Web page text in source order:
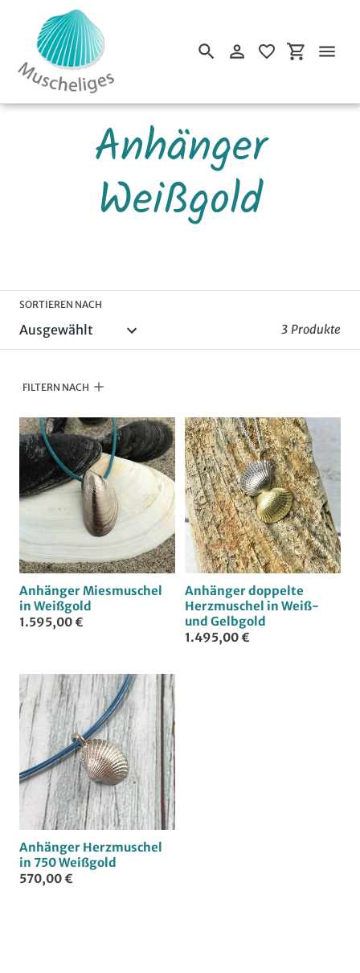
Direkt
SuchenEinloggen
S
a
m
l
u
n
g
:
Anhänger
Weißgold
SORTIEREN NACH
3 Produkte
FILTERN NACH
Anhänger Miesmuschel
in Weißgold
1.595,00 €
Anhänger doppelte
Herzmuschel in Weiß-
und Gelbgold
1.495,00 €
Anhänger Herzmuschel
in 750 Weißgold
570,00 €